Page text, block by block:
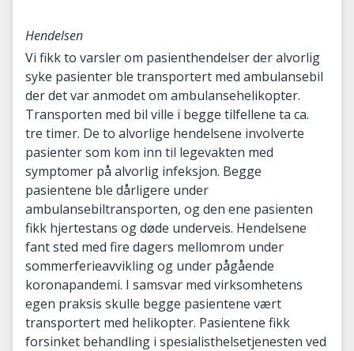
Hendelsen
Vi fikk to varsler om pasienthendelser der alvorlig
syke pasienter ble transportert med ambulansebil
der det var anmodet om ambulansehelikopter.
Transporten med bil ville i begge tilfellene ta ca.
tre timer. De to alvorlige hendelsene involverte
pasienter som kom inn til legevakten med
symptomer på alvorlig infeksjon. Begge
pasientene ble dårligere under
ambulansebiltransporten, og den ene pasienten
fikk hjertestans og døde underveis. Hendelsene
fant sted med fire dagers mellomrom under
sommerferieavvikling og under pågående
koronapandemi. I samsvar med virksomhetens
egen praksis skulle begge pasientene vært
transportert med helikopter. Pasientene fikk
forsinket behandling i spesialisthelsetjenesten ved